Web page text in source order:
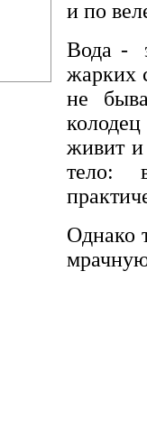
и по
Вода -
жарких
не
живит и
тело:
Однако